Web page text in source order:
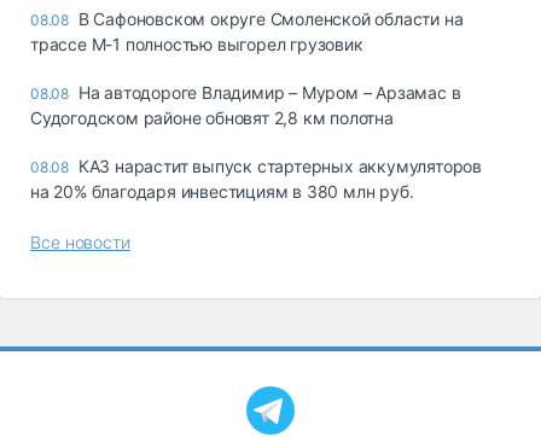
08.08 В Сафоновском округе Смоленской области на
трассе М-1 полностью выгорел грузовик
08.08 На автодороге Владимир – Муром – Арзамас в
Судогодском районе обновят 2,8 км полотна
08.08 КАЗ нарастит выпуск стартерных аккумуляторов
на 20% благодаря инвестициям в 380 млн руб.
Все новости